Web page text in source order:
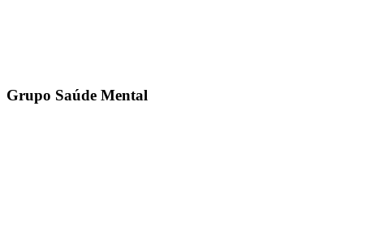
Grupo Saúde Mental